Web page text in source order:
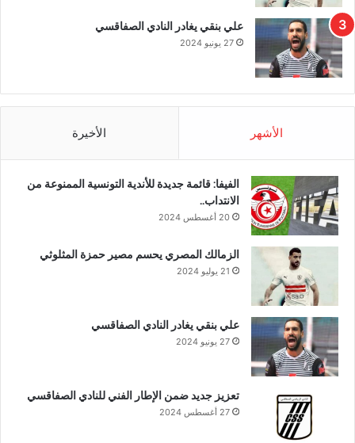
علي بنقي يغادر النادي الصفاقسي
27 يونيو 2024
الأشهر الأخيرة
الفيفا: قائمة جديدة للأندية التونسية الممنوعة من
الانتداب..
20 أغسطس 2024
الزمالك المصري يحسم مصير حمزة المثلوثي
21 يوليو 2024
علي بنقي يغادر النادي الصفاقسي
27 يونيو 2024
تعزيز جديد ضمن الإطار الفني للنادي الصفاقسي
27 أغسطس 2024